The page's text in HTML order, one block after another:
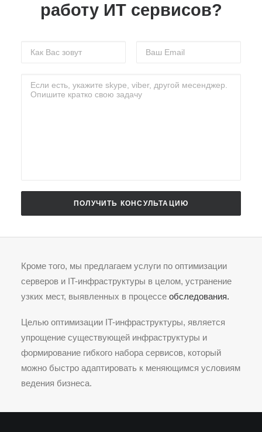
работу ИТ сервисов?
Кроме того, мы предлагаем услуги по оптимизации
серверов и IT-инфраструктуры в целом, устранение
узких мест, выявленных в процессе обследования.
Целью оптимизации IT-инфраструктуры, является
упрощение существующей инфраструктуры и
формирование гибкого набора сервисов, который
можно быстро адаптировать к меняющимся условиям
ведения бизнеса.